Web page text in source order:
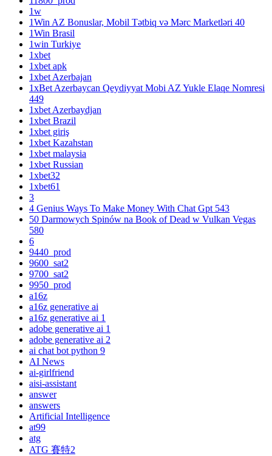
1w
1Win AZ Bonuslar, Mobil Tətbiq və Mərc Marketləri 40
1Win Brasil
1win Turkiye
1xbet
1xbet apk
1xbet Azerbajan
1xBet Azerbaycan Qeydiyyat Mobi AZ Yukle Elaqe Nomresi
449
1xbet Azerbaydjan
1xbet Brazil
1xbet giriş
1xbet Kazahstan
1xbet malaysia
1xbet Russian
1xbet32
1xbet61
3
4 Genius Ways To Make Money With Chat Gpt 543
50 Darmowych Spinów na Book of Dead w Vulkan Vegas
580
6
9440_prod
9600_sat2
9700_sat2
9950_prod
a16z
a16z generative ai
a16z generative ai 1
adobe generative ai 1
adobe generative ai 2
ai chat bot python 9
AI News
ai-girlfriend
aisi-assistant
answer
answers
Artificial Intelligence
at99
atg
ATG 賽特2